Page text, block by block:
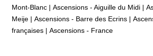
Mont-Blanc | Ascensions - Aiguille du Midi |
Meije | Ascensions - Barre des Ecrins |
françaises | Ascensions - France